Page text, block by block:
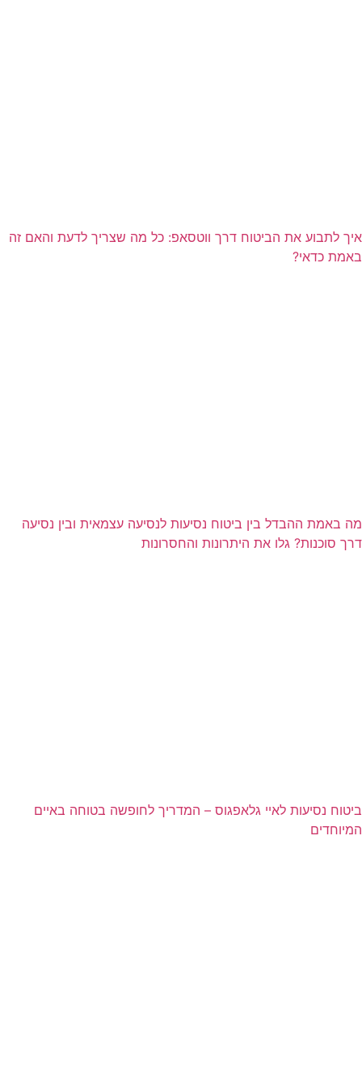
איך לתבוע את הביטוח דרך ווטסאפ: כל מה שצריך לדעת והאם זה
באמת כדאי?
מה באמת ההבדל בין ביטוח נסיעות לנסיעה עצמאית ובין נסיעה
דרך סוכנות? גלו את היתרונות והחסרונות
ביטוח נסיעות לאיי גלאפגוס – המדריך לחופשה בטוחה באיים
המיוחדים